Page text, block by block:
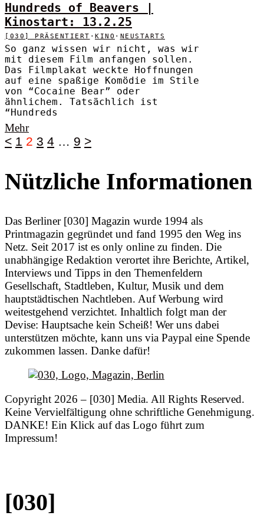
Hundreds of Beavers |
Kinostart: 13.2.25
[030] PRÄSENTIERT · KINO · NEUSTARTS
So ganz wissen wir nicht, was wir
mit diesem Film anfangen sollen.
Das Filmplakat weckte Hoffnungen
auf eine spaßige Komödie im Stile
von “Cocaine Bear” oder
ähnlichem. Tatsächlich ist
“Hundreds
Mehr
< 1 2 3 4 … 9 >
Nützliche Informationen
Das Berliner [030] Magazin wurde 1994 als
Printmagazin gegründet und fand 1995 den Weg ins
Netz. Seit 2017 ist es only online zu finden. Die
unabhängige Redaktion verortet ihre Berichte, Artikel,
Interviews und Tipps in den Themenfeldern
Gesellschaft, Stadtleben, Kultur, Musik und dem
hauptstädtischen Nachtleben. Auf Werbung wird
weitestgehend verzichtet. Inhaltlich folgt man der
Devise: Hauptsache kein Scheiß! Wer uns dabei
unterstützen möchte, kann uns via Paypal eine Spende
zukommen lassen. Danke dafür!
Copyright 2026 – [030] Media. All Rights Reserved.
Keine Vervielfältigung ohne schriftliche Genehmigung.
DANKE! Ein Klick auf das Logo führt zum
Impressum!
[030]